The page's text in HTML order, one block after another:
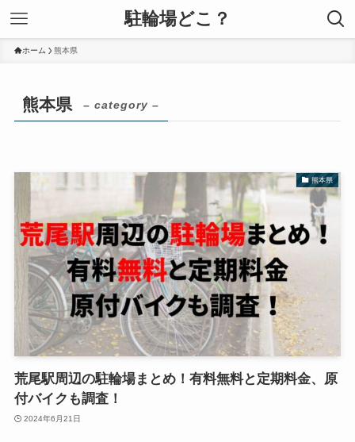
駐輪場どこ？
ホーム 熊本県
熊本県 – category –
熊本県
荒尾駅周辺の駐輪場まとめ！有料無料と定期料金、原
付バイクも調査！
2024年6月21日